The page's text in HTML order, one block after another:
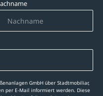
GmbH über Stadtmobiliar,
per E-Mail informiert werden. Diese